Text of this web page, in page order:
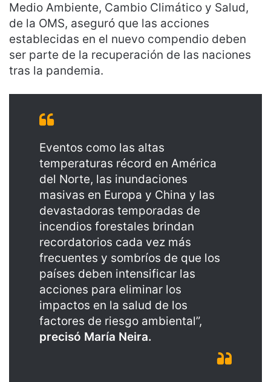
Medio Ambiente, Cambio Climático y Salud,
de la OMS, aseguró que las acciones
establecidas en el nuevo compendio deben
ser parte de la recuperación de las naciones
tras la pandemia.
Eventos como las altas
temperaturas récord en América
del Norte, las inundaciones
masivas en Europa y China y las
devastadoras temporadas de
incendios forestales brindan
recordatorios cada vez más
frecuentes y sombríos de que los
países deben intensificar las
acciones para eliminar los
impactos en la salud de los
factores de riesgo ambiental”,
precisó María Neira.